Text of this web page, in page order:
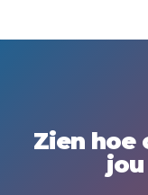
Zien hoe
jou